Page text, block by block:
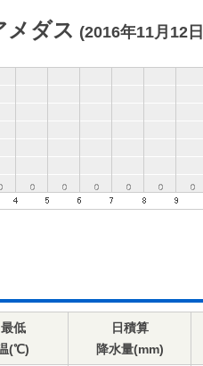
メダス (2016年11月12
最低
(℃)
日積算
降水量(mm)